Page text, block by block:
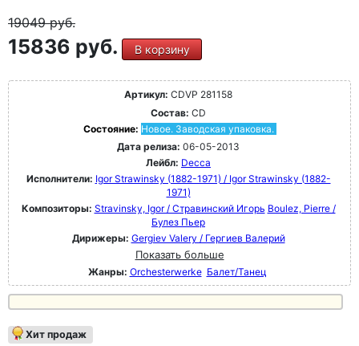
19049руб.
15836 руб. В корзину
Артикул: CDVP 281158
Состав: CD
Состояние: Новое. Заводская упаковка.
Дата релиза: 06-05-2013
Лейбл: Decca
Исполнители: Igor Strawinsky (1882-1971) / Igor Strawinsky (1882-
1971)
Композиторы: Stravinsky, Igor / Стравинский Игорь Boulez, Pierre /
Булез Пьер
Дирижеры: Gergiev Valery / Гергиев Валерий
Показать больше
Жанры: Orchesterwerke Балет/Танец
Хит продаж